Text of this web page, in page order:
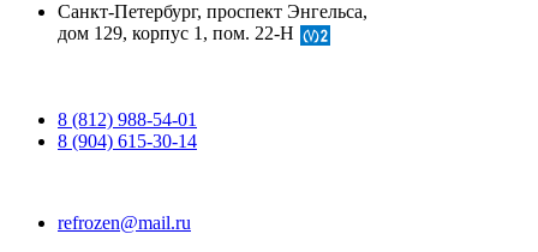
Санкт-Петербург, проспект Энгельса,
дом 129, корпус 1, пом. 22-Н
8 (812) 988-54-01
8 (904) 615-30-14
refrozen@mail.ru